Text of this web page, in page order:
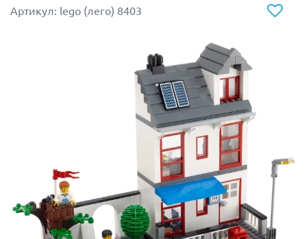
Хвостовая часть бомбардировщика имеет узкую
предусмотрено открытое пространство. В нём можно
перевозить боевой костюм (высота9 см),
напоминающий механического робота. Поместив
внутрь костюма минифигурку, Вы получите
вооружённого бойца, стреляющего вирусом.
Размер бомбардировщика составляет 8х24х22 см
В наборе присутствуют 3 минифигурки с оружием и 2
щита с Нексо-Силами: «Удар с небес» и «Булава
Мерлока» (Сила, созданная Мерлоком для защиты
Найтона от вирусных угроз).
Артикул: lego (лего) 8403